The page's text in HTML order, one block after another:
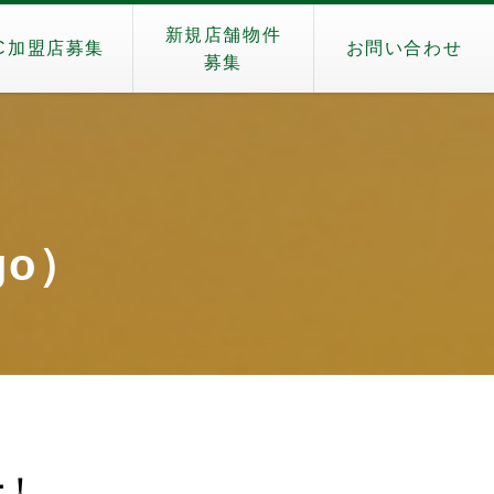
加盟店募集
新規店舗物件
募集
お問い合わせ
）